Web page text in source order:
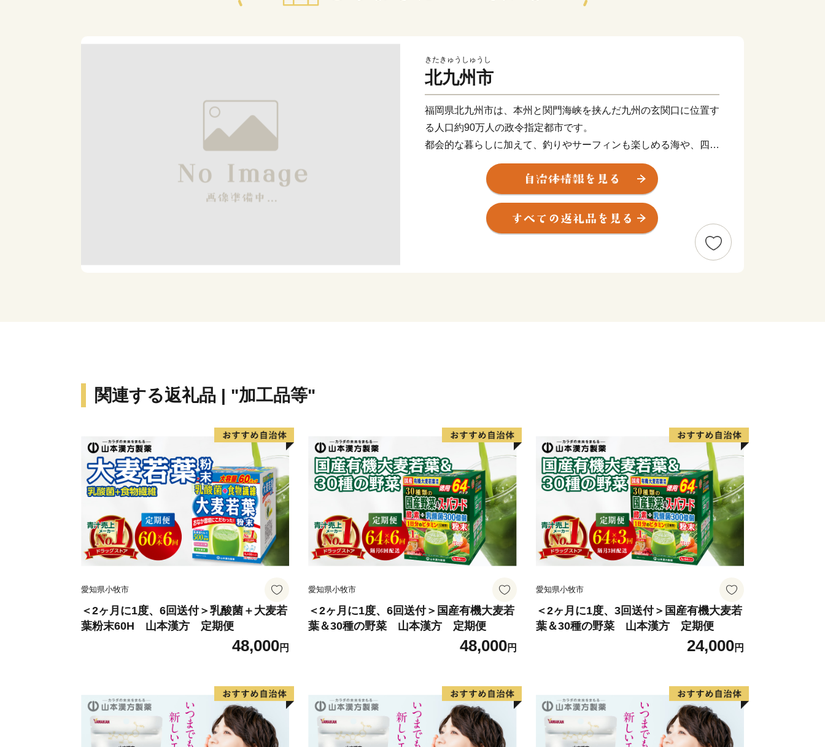
きたきゅうしゅうし
北九州市
福岡県北九州市は、本州と関門海峡を挟んだ九州の玄関口に位置す
る人口約90万人の政令指定都市です。
都会的な暮らしに加えて、釣りやサーフィンも楽しめる海や、四季
折々の草花が生息する山など豊かな自然に囲まれた、地方暮らしの
両方を楽しめる都市です。
関門海峡ふぐ刺身・シャボン玉石けん・肉うどん・辛子明太子など
本市ならではの返礼品に加え、黒毛和牛・ウナギ・カニなど全国的
に人気の返礼品も豊富に揃えています。
ふるさと納税を通じて、ぜひ北九州市の魅力をご体感ください！
関連する返礼品 | "加工品等"
愛知県小牧市
＜2ヶ月に1度、6回送付＞乳酸菌＋大麦若
葉粉末60H 山本漢方 定期便
48,000円
愛知県小牧市
＜2ヶ月に1度、6回送付＞国産有機大麦若
葉＆30種の野菜 山本漢方 定期便
48,000円
愛知県小牧市
＜2ヶ月に1度、3回送付＞国産有機大麦若
葉＆30種の野菜 山本漢方 定期便
24,000円